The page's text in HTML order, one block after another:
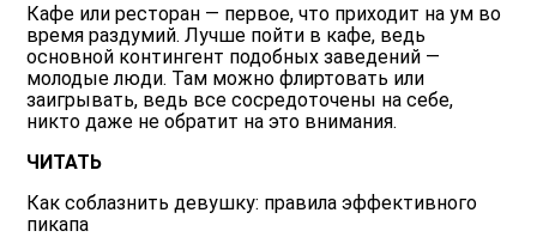
Кафе или ресторан — первое, что приходит на ум во
время раздумий. Лучше пойти в кафе, ведь
основной контингент подобных заведений —
молодые люди. Там можно флиртовать или
заигрывать, ведь все сосредоточены на себе,
никто даже не обратит на это внимания.
ЧИТАТЬ
Как соблазнить девушку: правила эффективного
пикапа